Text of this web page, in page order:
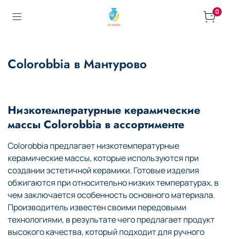
0
Colorobbia в Мантурово
Низкотемпературные керамические
массы Colorobbia в ассортименте
Colorobbia предлагает низкотемпературные
керамические массы, которые используются при
создании эстетичной керамики. Готовые изделия
обжигаются при относительно низких температурах, в
чем заключается особенность основного материала.
Производитель известен своими передовыми
технологиями, в результате чего предлагает продукт
высокого качества, который подходит для ручного